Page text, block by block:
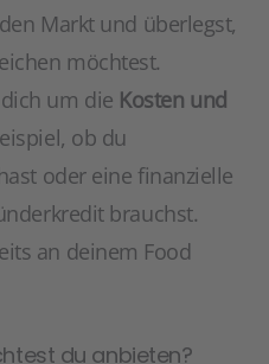
Markt und überlegst,
möchtest.
um die Kosten und
ob du
oder eine finanzielle
brauchst.
an deinem Food
du anbieten?